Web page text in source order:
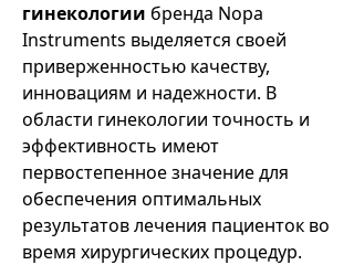
гинекологии бренда Nopa
Instruments выделяется своей
приверженностью качеству,
инновациям и надежности. В
области гинекологии точность и
эффективность имеют
первостепенное значение для
обеспечения оптимальных
результатов лечения пациенток во
время хирургических процедур.